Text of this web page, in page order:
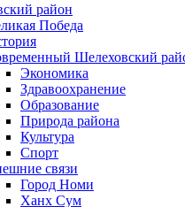
район
Победа
Шелеховский
Экономика
Здравоохранение
Образование
Природа района
Культура
Спорт
связи
Город Номи
Ханх Сум